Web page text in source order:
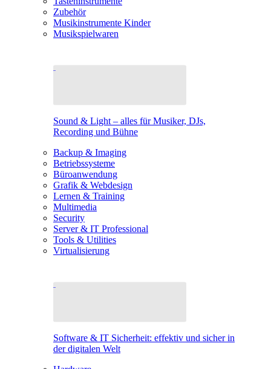
Zubehör
Musikinstrumente Kinder
Musikspielwaren
Sound & Light – alles für Musiker, DJs,
Recording und Bühne
Backup & Imaging
Betriebssysteme
Büroanwendung
Grafik & Webdesign
Lernen & Training
Multimedia
Security
Server & IT Professional
Tools & Utilities
Virtualisierung
Software & IT Sicherheit: effektiv und sicher in
der digitalen Welt